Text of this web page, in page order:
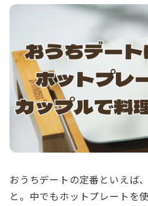
おうちデートの定番といえば
と。中でもホットプレートを